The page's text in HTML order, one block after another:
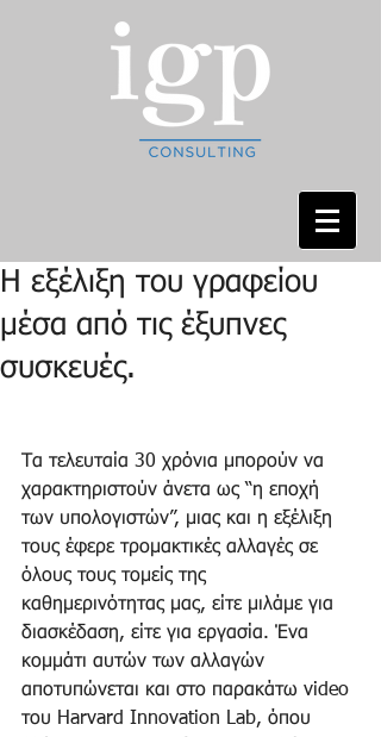
Η εξέλιξη του γραφείου
μέσα από τις έξυπνες
συσκευές.
Τα τελευταία 30 χρόνια μπορούν να
χαρακτηριστούν άνετα ως “η εποχή
των υπολογιστών”, μιας και η εξέλιξη
τους έφερε τρομακτικές αλλαγές σε
όλους τους τομείς της
καθημερινότητας μας, είτε μιλάμε για
διασκέδαση, είτε για εργασία. Ένα
κομμάτι αυτών των αλλαγών
αποτυπώνεται και στο παρακάτω video
του Harvard Innovation Lab, όπου